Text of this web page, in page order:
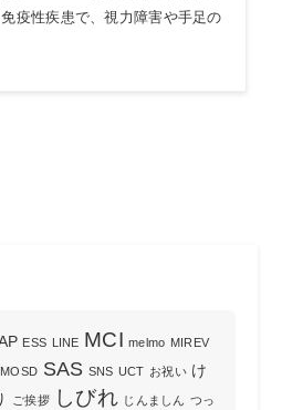
疫性疾患で、視力障害や手足の
ESS LINE MCI melmo MIREV
SAS SNS UCT お祝い け
ご挨拶 しびれ じんましん つっ